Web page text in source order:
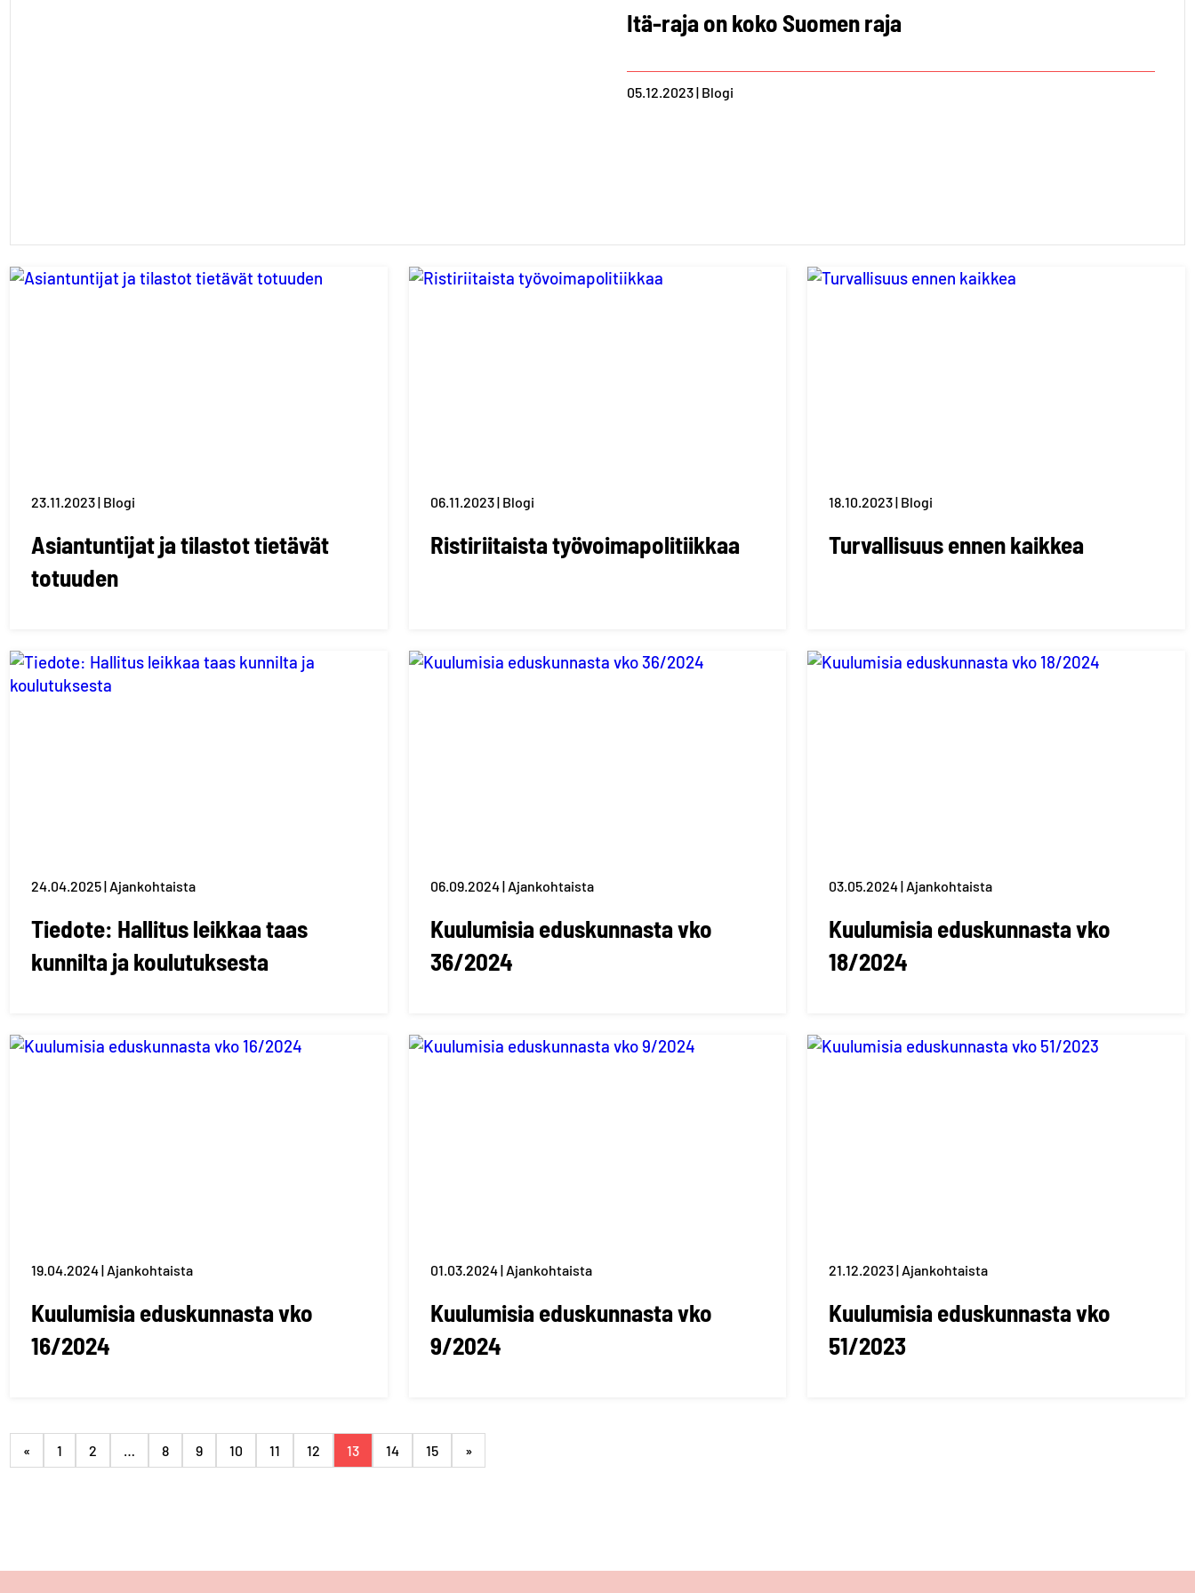
Itä-raja on koko Suomen raja
05.12.2023 | Blogi
23.11.2023 | Blogi
Asiantuntijat ja tilastot tietävät
totuuden
06.11.2023 | Blogi
Ristiriitaista työvoimapolitiikkaa
18.10.2023 | Blogi
Turvallisuus ennen kaikkea
24.04.2025 | Ajankohtaista
Tiedote: Hallitus leikkaa taas
kunnilta ja koulutuksesta
06.09.2024 | Ajankohtaista
Kuulumisia eduskunnasta vko
36/2024
03.05.2024 | Ajankohtaista
Kuulumisia eduskunnasta vko
18/2024
19.04.2024 | Ajankohtaista
Kuulumisia eduskunnasta vko
16/2024
01.03.2024 | Ajankohtaista
Kuulumisia eduskunnasta vko
9/2024
21.12.2023 | Ajankohtaista
Kuulumisia eduskunnasta vko
51/2023
« 1 2 … 8 9 10 11 12 13 14 15 »